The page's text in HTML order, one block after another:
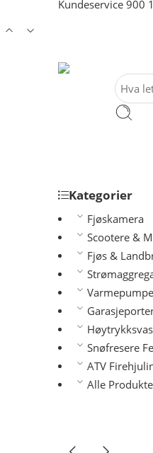
Kundeservice 900
Kategorier
Fjøskamera
Scootere &
Fjøs &
Snøfresere
ATV
Alle